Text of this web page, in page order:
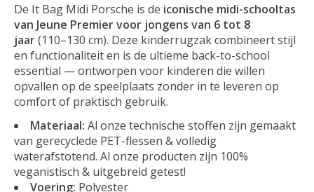
De It Bag Midi Porsche is de iconische midi-schooltas
van Jeune Premier voor jongens van 6 tot 8
jaar(110–130 cm). Deze kinderrugzak combineert stijl
en functionaliteit en is de ultieme back-to-school
essential — ontworpen voor kinderen die willen
opvallen op de speelplaats zonder in te leveren op
comfort of praktisch gebruik.
Materiaal: Al onze technische stoffen zijn gemaakt
van gerecyclede PET-flessen & volledig
waterafstotend. Al onze producten zijn 100%
veganistisch & uitgebreid getest!
Voering: Polyester